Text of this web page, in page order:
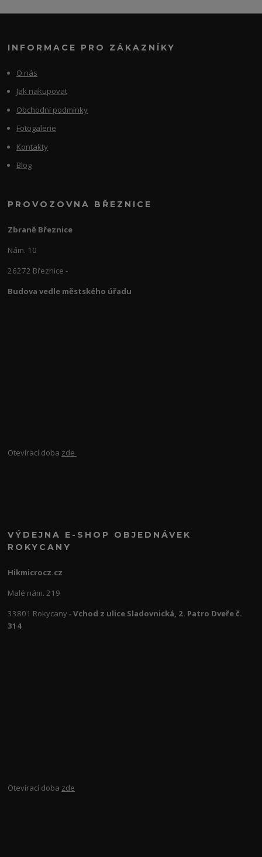
INFORMACE PRO ZÁKAZNÍKY
O nás
Jak nakupovat
Obchodní podmínky
Fotogalerie
Kontakty
Blog
PROVOZOVNA BŘEZNICE
Zbraně Březnice
Nám. 10
26272 Březnice -
Budova vedle městského úřadu
Otevírací doba zde
VÝDEJNA E-SHOP OBJEDNÁVEK
ROKYCANY
Hikmicrocz.cz
Malé nám. 219
33801 Rokycany -Vchod z ulice Sladovnická, 2. Patro Dveře č.
314
Otevírací doba zde